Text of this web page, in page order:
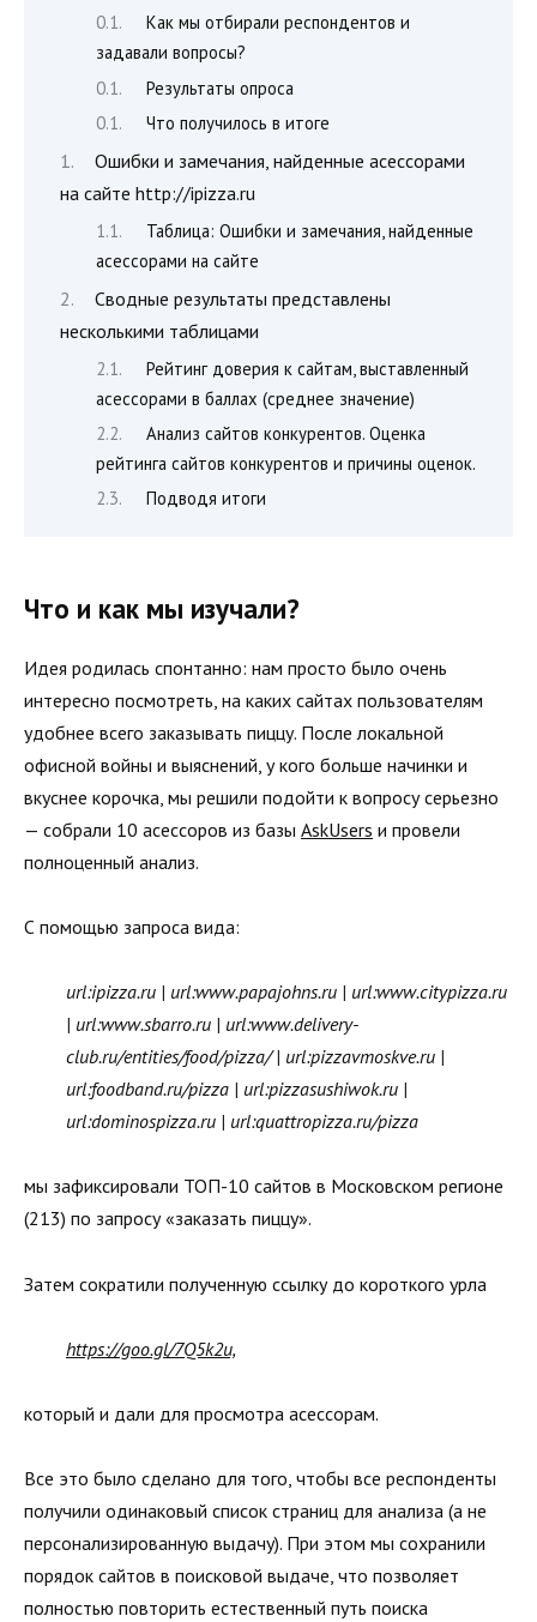
Как мы отбирали респондентов и
задавали вопросы?
Результаты опроса
Что получилось в итоге
Ошибки и замечания, найденные асессорами
на сайте http://ipizza.ru
Таблица: Ошибки и замечания, найденные
асессорами на сайте
Сводные результаты представлены
несколькими таблицами
Рейтинг доверия к сайтам, выставленный
асессорами в баллах (среднее значение)
Анализ сайтов конкурентов. Оценка
рейтинга сайтов конкурентов и причины оценок.
Подводя итоги
Что и как мы изучали?
Идея родилась спонтанно: нам просто было очень
интересно посмотреть, на каких сайтах пользователям
удобнее всего заказывать пиццу. После локальной
офисной войны и выяснений, у кого больше начинки и
вкуснее корочка, мы решили подойти к вопросу серьезно
— собрали 10 асессоров из базы AskUsers и провели
полноценный анализ.
С помощью запроса вида:
url:ipizza.ru | url:www.papajohns.ru | url:www.citypizza.ru
| url:www.sbarro.ru | url:www.delivery-
club.ru/entities/food/pizza/ | url:pizzavmoskve.ru |
url:foodband.ru/pizza | url:pizzasushiwok.ru |
url:dominospizza.ru | url:quattropizza.ru/pizza
мы зафиксировали ТОП-10 сайтов в Московском регионе
(213) по запросу «заказать пиццу».
Затем сократили полученную ссылку до короткого урла
https://goo.gl/7Q5k2u,
который и дали для просмотра асессорам.
Все это было сделано для того, чтобы все респонденты
получили одинаковый список страниц для анализа (а не
персонализированную выдачу). При этом мы сохранили
порядок сайтов в поисковой выдаче, что позволяет
полностью повторить естественный путь поиска